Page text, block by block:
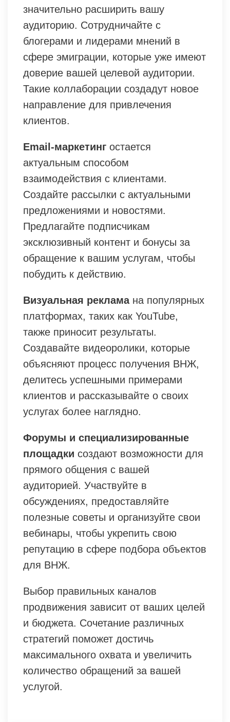
значительно расширить вашу
аудиторию. Сотрудничайте с
блогерами и лидерами мнений в
сфере эмиграции, которые уже имеют
доверие вашей целевой аудитории.
Такие коллаборации создадут новое
направление для привлечения
клиентов.
Email-маркетинг остается
актуальным способом
взаимодействия с клиентами.
Создайте рассылки с актуальными
предложениями и новостями.
Предлагайте подписчикам
эксклюзивный контент и бонусы за
обращение к вашим услугам, чтобы
побудить к действию.
Визуальная рекламана популярных
платформах, таких как YouTube,
также приносит результаты.
Создавайте видеоролики, которые
объясняют процесс получения ВНЖ,
делитесь успешными примерами
клиентов и рассказывайте о своих
услугах более наглядно.
Форумы и специализированные
площадки создают возможности для
прямого общения с вашей
аудиторией. Участвуйте в
обсуждениях, предоставляйте
полезные советы и организуйте свои
вебинары, чтобы укрепить свою
репутацию в сфере подбора объектов
для ВНЖ.
Выбор правильных каналов
продвижения зависит от ваших целей
и бюджета. Сочетание различных
стратегий поможет достичь
максимального охвата и увеличить
количество обращений за вашей
услугой.